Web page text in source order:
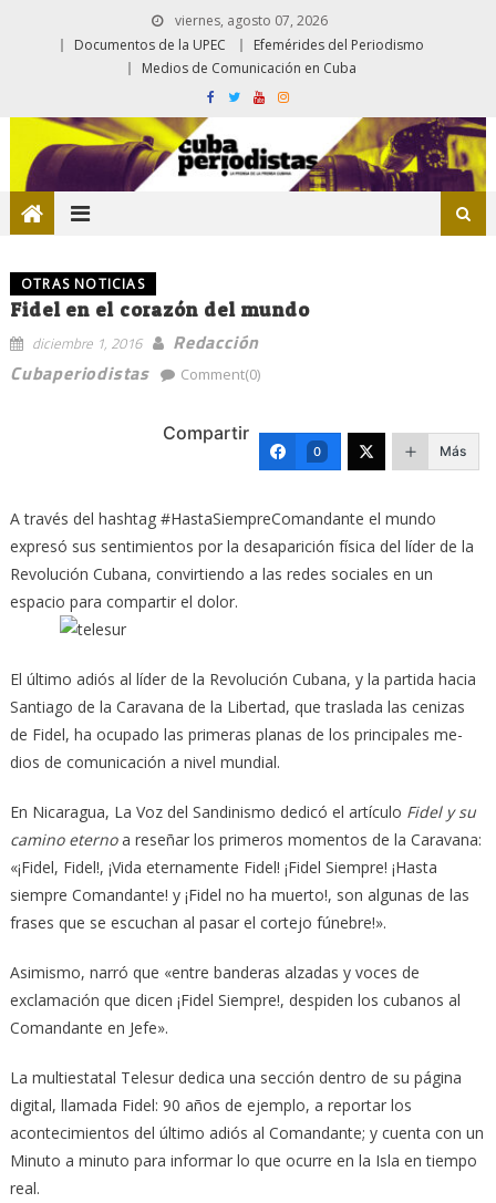
viernes, agosto 07, 2026
Documentos de la UPEC
Efemérides del Periodismo
Medios de Comunicación en Cuba
OTRAS NOTICIAS
Fidel en el corazón del mundo
diciembre 1, 2016
Redacción
Cubaperiodistas
Comment(0)
Compartir
0 Más
A través del hashtag #Hasta­Siem­pre­Comandante el mundo
expresó sus sentimientos por la desaparición física del líder de la
Revolución Cubana, convirtiendo a las redes sociales en un
espacio para compartir el dolor.
El último adiós al líder de la Revo­lución Cubana, y la partida hacia
San­tiago de la Caravana de la Libertad, que traslada las cenizas
de Fidel, ha ocupado las primeras planas de los principales me­
dios de comunicación a nivel mundial.
En Nicaragua, La Voz del San­di­nismo dedicó el artículo Fidel y su
ca­mino eternoa reseñar los primeros mo­mentos de la Caravana:
«¡Fidel, Fidel!, ¡Vida eternamente Fidel! ¡Fidel Siem­pre! ¡Hasta
siempre Comandante! y ¡Fidel no ha muerto!, son algunas de las
frases que se escuchan al pasar el cortejo fúnebre!».
Asimismo, narró que «entre banderas alzadas y voces de
exclamación que dicen ¡Fidel Siempre!, despiden los cubanos al
Comandante en Jefe».
La multiestatal Telesur dedica una sección dentro de su página
digital, llamada Fidel: 90 años de ejemplo, a reportar los
acontecimientos del último adiós al Co­mandante; y cuenta con un
Minuto a minuto para informar lo que ocurre en la Isla en tiempo
real.